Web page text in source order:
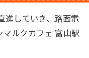
進していき、路面電
マルクカフェ 富山駅